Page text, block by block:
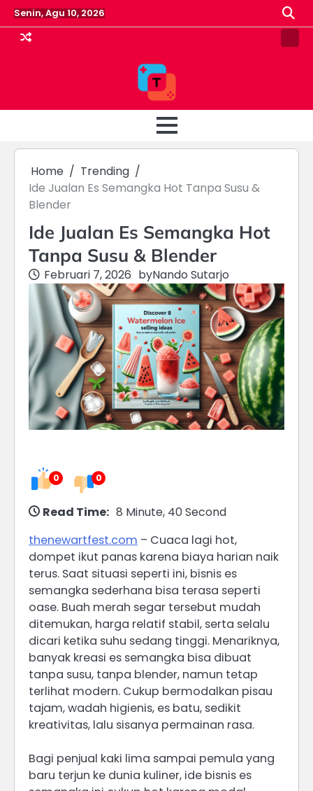
Skip
to
content
Senin, Agu 10, 2026
Pin
Home
Trending
Ide Jualan Es Semangka Hot Tanpa Susu &
Blender
Ide Jualan Es Semangka Hot
Tanpa Susu & Blender
Februari 7, 2026 byNando Sutarjo
0 0
Read Time: 8 Minute, 40 Second
thenewartfest.com – Cuaca lagi hot,
dompet ikut panas karena biaya harian naik
terus. Saat situasi seperti ini, bisnis es
semangka sederhana bisa terasa seperti
oase. Buah merah segar tersebut mudah
ditemukan, harga relatif stabil, serta selalu
dicari ketika suhu sedang tinggi. Menariknya,
banyak kreasi es semangka bisa dibuat
tanpa susu, tanpa blender, namun tetap
terlihat modern. Cukup bermodalkan pisau
tajam, wadah higienis, es batu, sedikit
kreativitas, lalu sisanya permainan rasa.
Bagi penjual kaki lima sampai pemula yang
baru terjun ke dunia kuliner, ide bisnis es